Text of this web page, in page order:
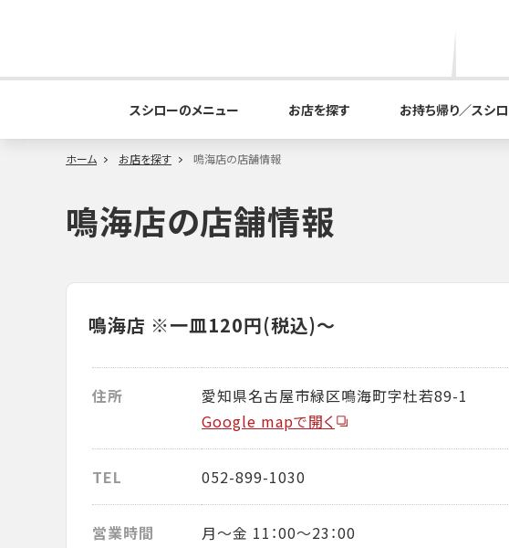
スシローのメニュー お店を探す お持ち帰り／スシ
ホーム お店を探す 鳴海店の店舗情報
鳴海店の店舗情報
鳴海店 ※一皿120円(税込)～
住所
愛知県名古屋市緑区鳴海町字杜若89-1
Google mapで開く
TEL 052-899-1030
営業時間
月～金 11：00～23：00